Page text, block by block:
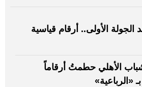
2026 بعد الجولة الأولى.. أرقام قياسية
الأهلي حطمتُ أرقاماً
«الرباعية»